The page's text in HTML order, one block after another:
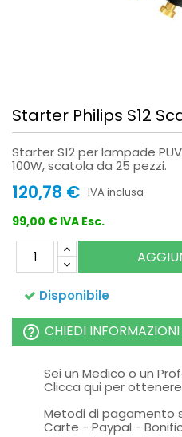
Starter Philips S12
Starter S12 per lampade
100W, scatola da 25 pezzi.
120,78 € IVA inclusa
99,00 € IVA Esc.
Disponibile
help_outline CHIEDI
Sei un Medico o un
Clicca qui per
Metodi di pagamento
Carte - Paypal -